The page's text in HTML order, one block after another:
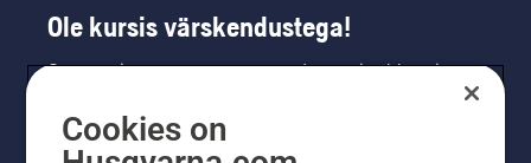
Ole kursis värskendustega!
Saa uusimat teavet uute toodete, eripakkumiste
saamiseks siin.
Cookies on